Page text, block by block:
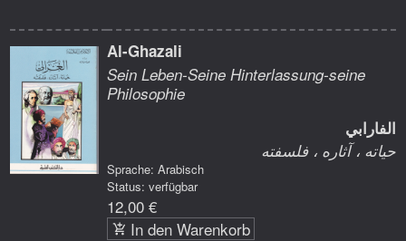
Al-Ghazali
Sein Leben-Seine Hinterlassung-seine
Philosophie
الفارابي
حياته ، آثاره ، فلسفته
Sprache: Arabisch
Status: verfügbar
12,00 €
In den Warenkorb